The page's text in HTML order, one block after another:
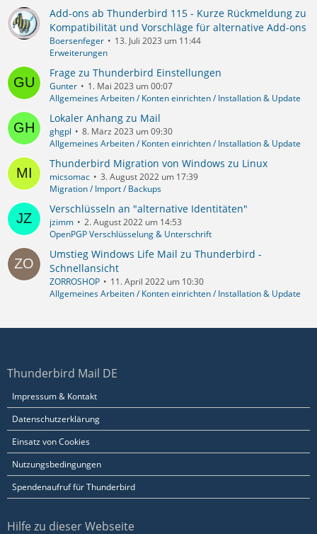
Add-ons ab Thunderbird 115 - Kurze Rückmeldung zu
Kompatibilität und Vorschläge für alternative Add-ons
Boersenfeger
13. Juli 2023 um 11:44
Erweiterungen
Frage zu Thunderbird Einstellungen
Gunter
1. Mai 2023 um 00:07
Allgemeines Arbeiten / Konten einrichten / Installation & Update
Lokaler Anhang zu Mail
ghgpl
8. März 2023 um 09:30
Allgemeines Arbeiten / Konten einrichten / Installation & Update
Thunderbird Migration von Windows zu Linux
micsomac
3. August 2022 um 17:39
Migration / Import / Backups
Verschlüsseln an "alternative Identitäten"
jzimm
2. August 2022 um 14:53
OpenPGP Verschlüsselung & Unterschrift
Umstieg Windows Life Mail zu Thunderbird -
Schnellansicht
ZORROSHOP
11. April 2022 um 10:30
Allgemeines Arbeiten / Konten einrichten / Installation & Update
Thunderbird Mail DE
Impressum & Kontakt
Datenschutzerklärung
Einsatz von Cookies
Nutzungsbedingungen
Spendenaufruf für Thunderbird
Hilfe zu dieser Webseite